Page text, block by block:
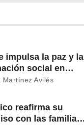
impulsa la paz y la
social en
Martínez Avilés
reafirma su
con las familias